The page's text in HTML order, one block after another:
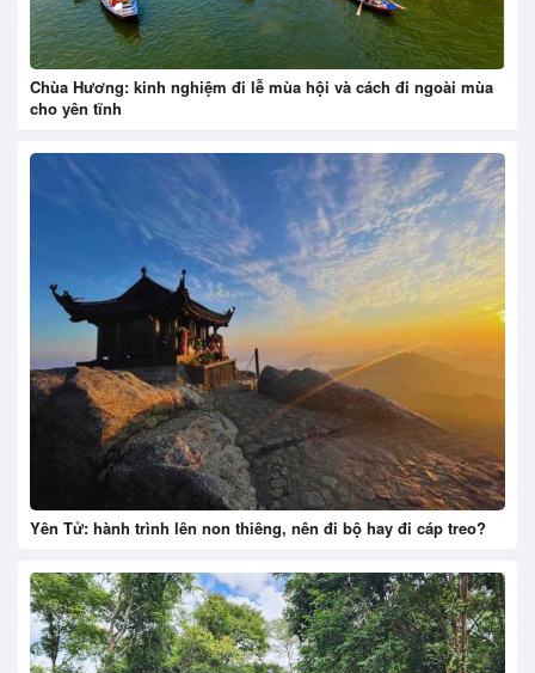
Chùa Hương: kinh nghiệm đi lễ mùa hội và cách đi ngoài mùa
cho yên tĩnh
Yên Tử: hành trình lên non thiêng, nên đi bộ hay đi cáp treo?